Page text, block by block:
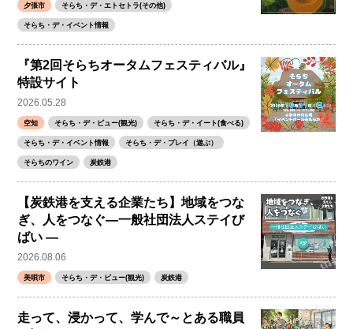
夕張市 そらち・デ・エトセトラ(その他)
そらち・デ・イベント情報
『第2回そらちオータムフェスティバル』
特設サイト
2026.05.28
空知 そらち・デ・ビュー(観光) そらち・デ・イート(食べる)
そらち・デ・イベント情報 そらち・デ・プレイ（遊ぶ）
そらちのワイン 炭鉄港
【炭鉄港を支える企業たち】地域をつな
ぎ、人をつなぐ―一般社団法人ステイび
ばい ―
2026.08.06
美唄市 そらち・デ・ビュー(観光) 炭鉄港
走って、浸かって、学んで～とある職員